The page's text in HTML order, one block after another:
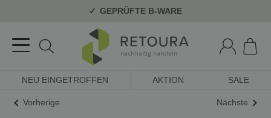
GEPRÜFTE B-WARE
NEU EINGETROFFEN AKTION SALE
Vorherige Nächste